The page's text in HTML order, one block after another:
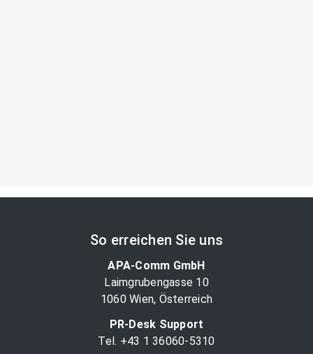
So erreichen Sie uns
APA-Comm GmbH
Laimgrubengasse 10
1060 Wien, Österreich
PR-Desk Support
Tel. +43 1 36060-5310